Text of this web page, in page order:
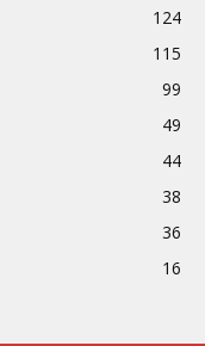
124
115
99
49
44
38
36
16